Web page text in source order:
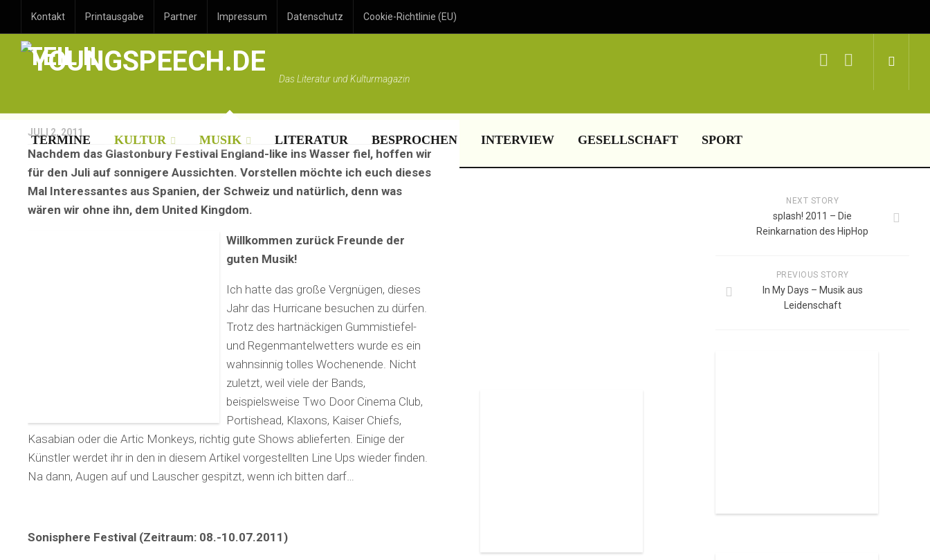
Kontakt Printausgabe Partner Impressum Datenschutz Cookie-Richtlinie (EU)
Das Literatur und Kulturmagazin
TERMINE KULTUR MUSIK LITERATUR BESPROCHEN INTERVIEW GESELLSCHAFT SPORT
FESTIVALS AROUND THE WORLD
TEIL II
JULI 2, 2011
Nachdem das Glastonbury Festival England-like ins Wasser fiel, hoffen wir
für den Juli auf sonnigere Aussichten. Vorstellen möchte ich euch dieses
Mal Interessantes aus Spanien, der Schweiz und natürlich, denn was
wären wir ohne ihn, dem United Kingdom.
Willkommen zurück Freunde der
guten Musik!
Ich hatte das große Vergnügen, dieses
Jahr das Hurricane besuchen zu dürfen.
Trotz des hartnäckigen Gummistiefel-
und Regenmantelwetters wurde es ein
wahnsinnig tolles Wochenende. Nicht
zuletzt, weil viele der Bands,
beispielsweise Two Door Cinema Club,
Portishead, Klaxons, Kaiser Chiefs,
Kasabian oder die Artic Monkeys, richtig gute Shows ablieferten. Einige der
Künstler werdet ihr in den in diesem Artikel vorgestellten Line Ups wieder finden.
Na dann, Augen auf und Lauscher gespitzt, wenn ich bitten darf…
Sonisphere Festival (Zeitraum: 08.-10.07.2011)
NEXT STORY
splash! 2011 – Die
Reinkarnation des HipHop
PREVIOUS STORY
In My Days – Musik aus
Leidenschaft